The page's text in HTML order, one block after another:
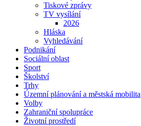
Tiskové zprávy
TV vysílání
2026
Hláska
Vyhledávání
Podnikání
Sociální oblast
Sport
Školství
Trhy
Územní plánování a městská mobilita
Volby
Zahraniční spolupráce
Životní prostředí